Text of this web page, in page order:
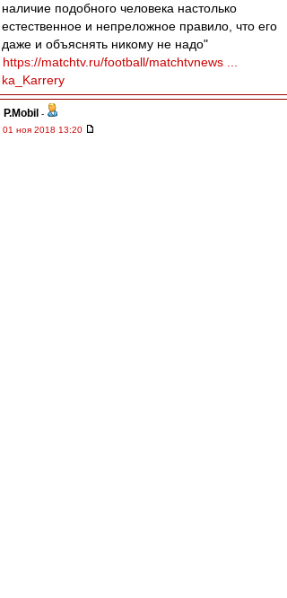
наличие подобного человека настолько
естественное и непреложное правило, что его
даже и объяснять никому не надо"
https://matchtv.ru/football/matchtvnews ...
ka_Karrery
P.Mobil -
01 ноя 2018 13:20